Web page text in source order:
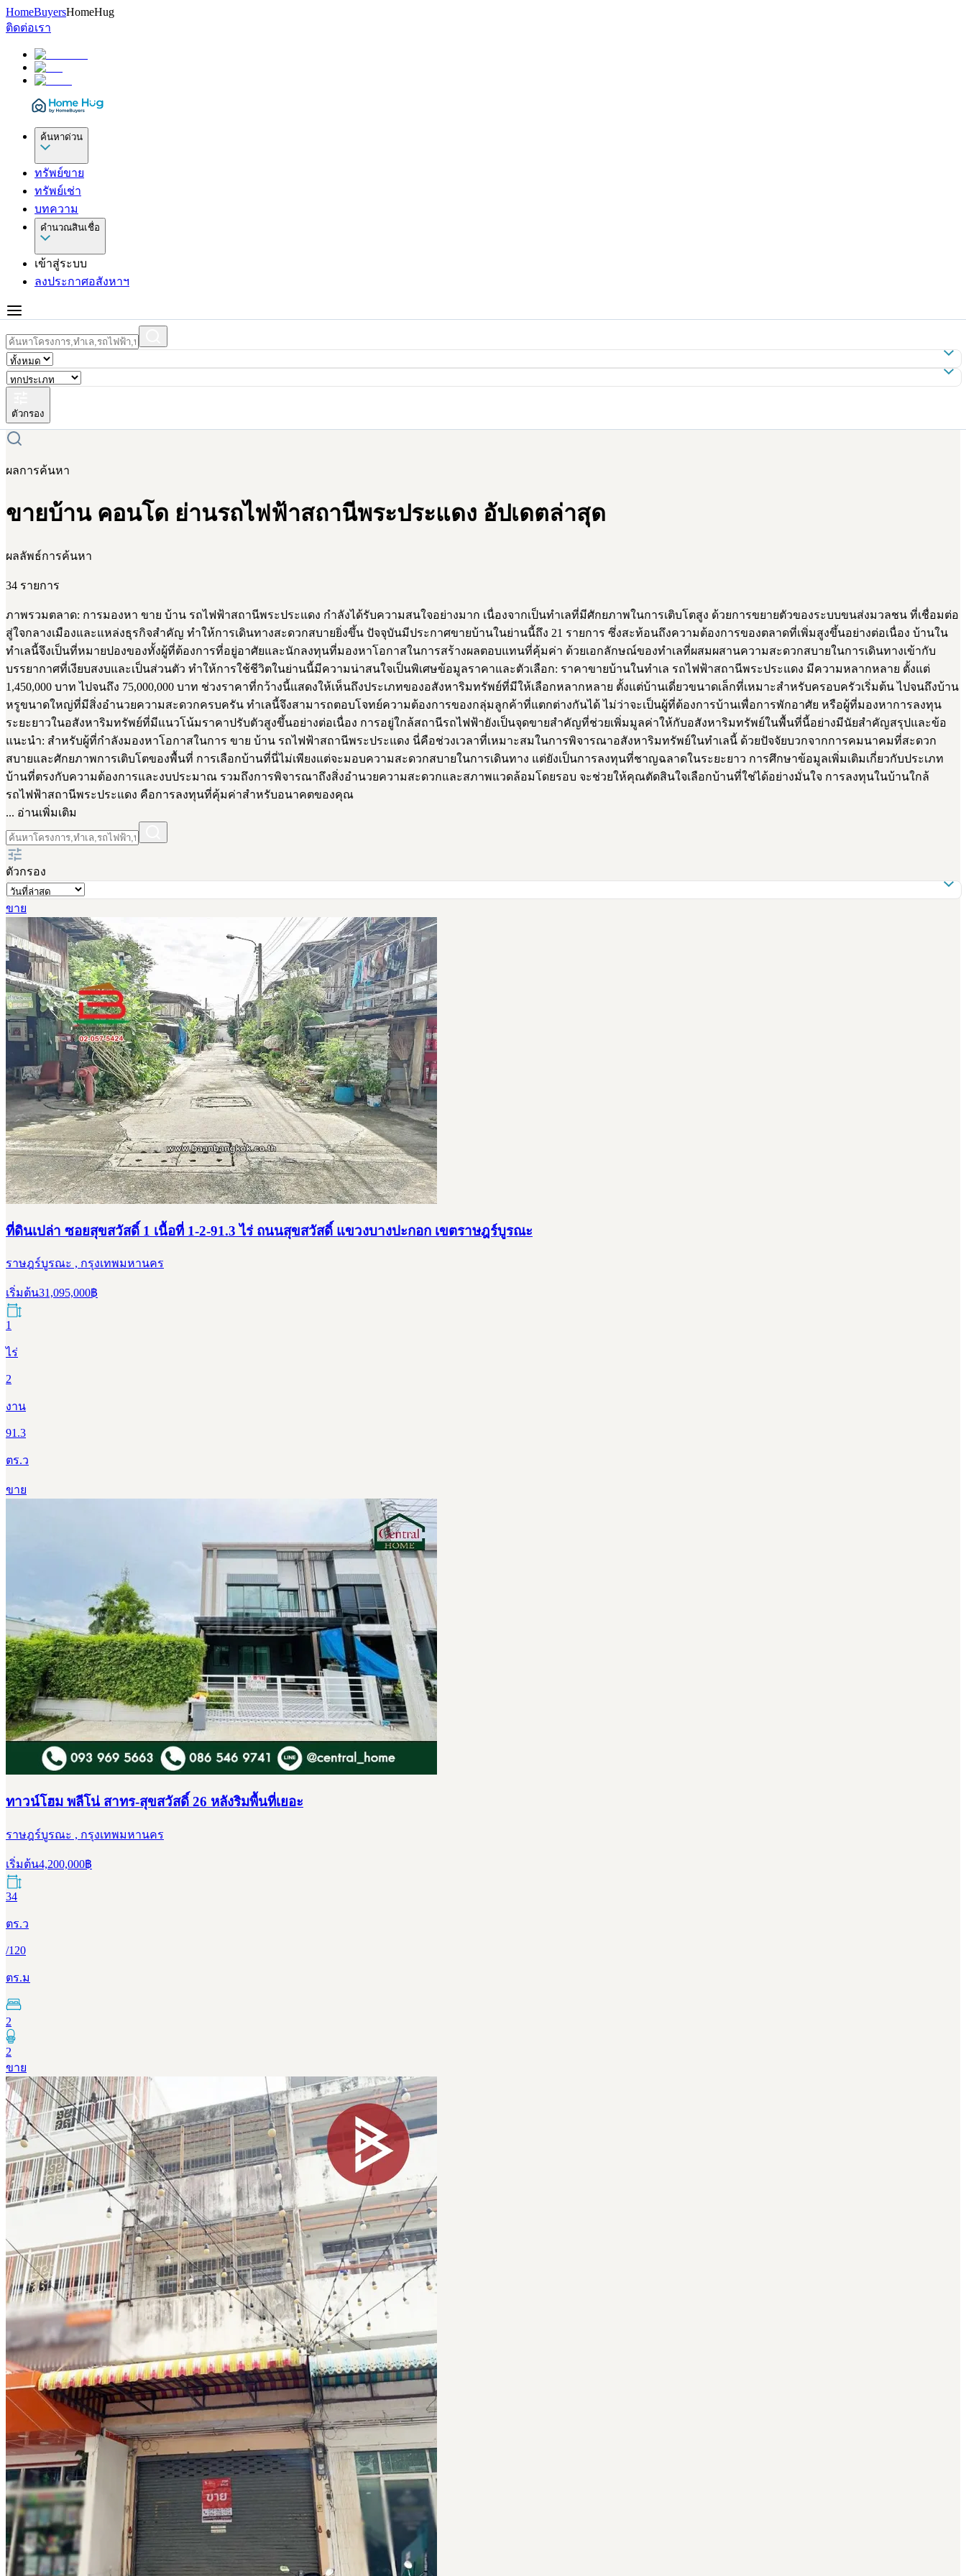
HomeBuyersHomeHug
ติดต่อเรา
ค้นหาด่วน
ทรัพย์ขาย
ทรัพย์เช่า
บทความ
คำนวณสินเชื่อ
เข้าสู่ระบบ
ลงประกาศอสังหาฯ
ตัวกรอง
ผลการค้นหา
ขายบ้าน คอนโด ย่านรถไฟฟ้าสถานีพระประแดง อัปเดตล่าสุด
ผลลัพธ์การค้นหา
34 รายการ
ภาพรวมตลาด: การมองหา ขาย บ้าน รถไฟฟ้าสถานีพระประแดง กำลังได้รับความสนใจอย่างมาก เนื่องจากเป็นทำเลที่มีศักยภาพในการเติบโตสูง ด้วยการขยายตัวของระบบขนส่งมวลชน ที่เชื่อมต่อ
สู่ใจกลางเมืองและแหล่งธุรกิจสำคัญ ทำให้การเดินทางสะดวกสบายยิ่งขึ้น ปัจจุบันมีประกาศขายบ้านในย่านนี้ถึง 21 รายการ ซึ่งสะท้อนถึงความต้องการของตลาดที่เพิ่มสูงขึ้นอย่างต่อเนื่อง บ้านใน
ทำเลนี้จึงเป็นที่หมายปองของทั้งผู้ที่ต้องการที่อยู่อาศัยและนักลงทุนที่มองหาโอกาสในการสร้างผลตอบแทนที่คุ้มค่า ด้วยเอกลักษณ์ของทำเลที่ผสมผสานความสะดวกสบายในการเดินทางเข้ากับ
บรรยากาศที่เงียบสงบและเป็นส่วนตัว ทำให้การใช้ชีวิตในย่านนี้มีความน่าสนใจเป็นพิเศษข้อมูลราคาและตัวเลือก: ราคาขายบ้านในทำเล รถไฟฟ้าสถานีพระประแดง มีความหลากหลาย ตั้งแต่
1,450,000 บาท ไปจนถึง 75,000,000 บาท ช่วงราคาที่กว้างนี้แสดงให้เห็นถึงประเภทของอสังหาริมทรัพย์ที่มีให้เลือกหลากหลาย ตั้งแต่บ้านเดี่ยวขนาดเล็กที่เหมาะสำหรับครอบครัวเริ่มต้น ไปจนถึงบ้าน
หรูขนาดใหญ่ที่มีสิ่งอำนวยความสะดวกครบครัน ทำเลนี้จึงสามารถตอบโจทย์ความต้องการของกลุ่มลูกค้าที่แตกต่างกันได้ ไม่ว่าจะเป็นผู้ที่ต้องการบ้านเพื่อการพักอาศัย หรือผู้ที่มองหาการลงทุน
ระยะยาวในอสังหาริมทรัพย์ที่มีแนวโน้มราคาปรับตัวสูงขึ้นอย่างต่อเนื่อง การอยู่ใกล้สถานีรถไฟฟ้ายังเป็นจุดขายสำคัญที่ช่วยเพิ่มมูลค่าให้กับอสังหาริมทรัพย์ในพื้นที่นี้อย่างมีนัยสำคัญสรุปและข้อ
แนะนำ: สำหรับผู้ที่กำลังมองหาโอกาสในการ ขาย บ้าน รถไฟฟ้าสถานีพระประแดง นี่คือช่วงเวลาที่เหมาะสมในการพิจารณาอสังหาริมทรัพย์ในทำเลนี้ ด้วยปัจจัยบวกจากการคมนาคมที่สะดวก
สบายและศักยภาพการเติบโตของพื้นที่ การเลือกบ้านที่นี่ไม่เพียงแต่จะมอบความสะดวกสบายในการเดินทาง แต่ยังเป็นการลงทุนที่ชาญฉลาดในระยะยาว การศึกษาข้อมูลเพิ่มเติมเกี่ยวกับประเภท
บ้านที่ตรงกับความต้องการและงบประมาณ รวมถึงการพิจารณาถึงสิ่งอำนวยความสะดวกและสภาพแวดล้อมโดยรอบ จะช่วยให้คุณตัดสินใจเลือกบ้านที่ใช่ได้อย่างมั่นใจ การลงทุนในบ้านใกล้
รถไฟฟ้าสถานีพระประแดง คือการลงทุนที่คุ้มค่าสำหรับอนาคตของคุณ
... อ่านเพิ่มเติม
ตัวกรอง
ขาย
ที่ดินเปล่า ซอยสุขสวัสดิ์ 1 เนื้อที่ 1-2-91.3 ไร่ ถนนสุขสวัสดิ์ แขวงบางปะกอก เขตราษฎร์บูรณะ
ราษฎร์บูรณะ , กรุงเทพมหานคร
เริ่มต้น31,095,000฿
1
ไร่
2
งาน
91.3
ตร.ว
ขาย
ทาวน์โฮม พลีโน่ สาทร-สุขสวัสดิ์ 26 หลังริมพื้นที่เยอะ
ราษฎร์บูรณะ , กรุงเทพมหานคร
เริ่มต้น4,200,000฿
34
ตร.ว
/120
ตร.ม
2
2
ขาย